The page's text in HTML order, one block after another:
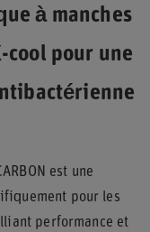
à manches
cool pour une
est une
pour les
performance et